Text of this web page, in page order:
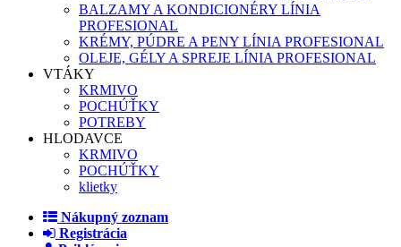
BALZAMY A KONDICIONÉRY LÍNIA
PROFESIONAL
KRÉMY, PÚDRE A PENY LÍNIA PROFESIONAL
OLEJE, GÉLY A SPREJE LÍNIA PROFESIONAL
VTÁKY
KRMIVO
POCHÚŤKY
POTREBY
HLODAVCE
KRMIVO
POCHÚŤKY
klietky
Nákupný zoznam
Registrácia